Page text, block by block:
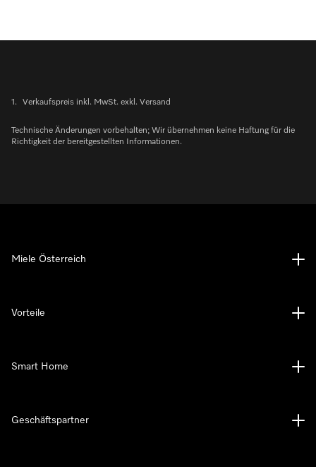
1. Verkaufspreis inkl. MwSt. exkl. Versand
Technische Änderungen vorbehalten; Wir übernehmen keine Haftung für die
Richtigkeit der bereitgestellten Informationen.
Miele Österreich
Vorteile
Smart Home
Geschäftspartner